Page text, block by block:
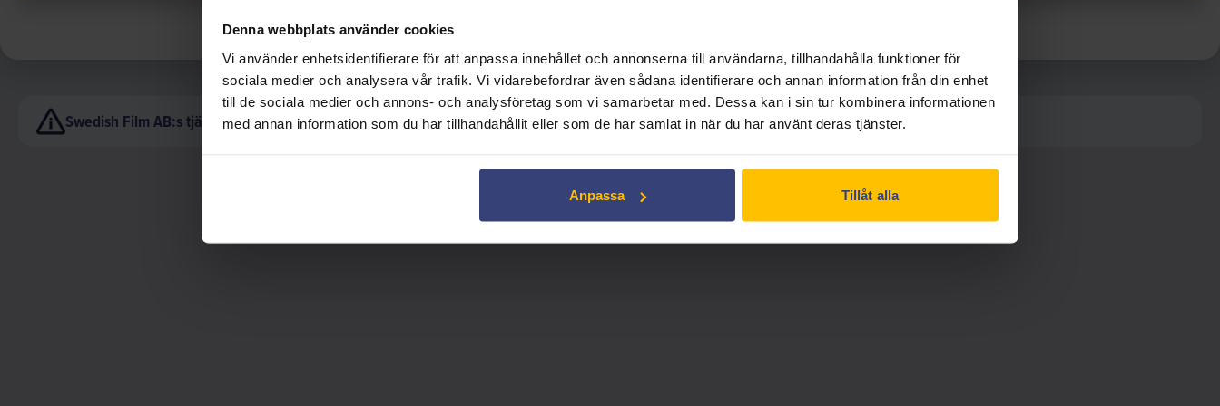
Denna webbplats använder cookies
Vi använder enhetsidentifierare för att anpassa innehållet och annonserna till användarna, tillhandahålla funktioner för
sociala medier och analysera vår trafik. Vi vidarebefordrar även sådana identifierare och annan information från din enhet
till de sociala medier och annons- och analysföretag som vi samarbetar med. Dessa kan i sin tur kombinera informationen
med annan information som du har tillhandahållit eller som de har samlat in när du har använt deras tjänster.
Anpassa Tillåt alla
Swedish Film AB:s tjänster är endast avsedda för institutionell visning. För privat bruk, vänligen utforska andra lämpliga alternativ.